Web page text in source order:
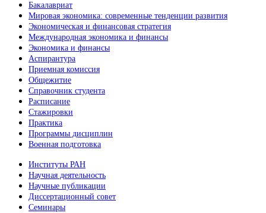
Бакалавриат
Мировая экономика: современные тенденции развития
Экономическая и финансовая стратегия
Международная экономика и финансы
Экономика и финансы
Аспирантура
Приемная комиссия
Общежитие
Справочник студента
Расписание
Стажировки
Практика
Программы дисциплин
Военная подготовка
Институты РАН
Научная деятельность
Научные публикации
Диссертационный совет
Семинары